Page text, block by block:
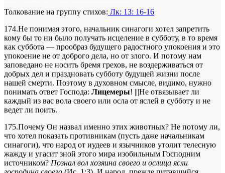
Толкование на группу стихов: Лк: 13: 16-16
174.Не понимая этого, начальник синагоги хотел запретить
кому бы то ни было получать исцеление в субботу, в то время
как суббота — прообраз будущего радостного упокоения и это
упокоение не от доброго дела, но от злого. И потому нам
заповедано не носить бремя грехов, не воздерживаться от
добрых дел и праздновать субботу будущей жизни после
нашей смерти. Поэтому в духовном смысле, видимо, нужно
понимать ответ Господа: Лицемеры! |||Не отвязывает ли
каждый из вас вола своего или осла от яслей в субботу и не
ведет ли поить.
175.Почему Он назвал именно этих животных? Не потому ли,
что хотел показать противникам (пусть даже начальникам
синагоги), что народ от иудеев и язычников утолит телесную
жажду и угасит зной этого мира изобильным Господним
источником? Познал вол хозяина своего и ослица ясли